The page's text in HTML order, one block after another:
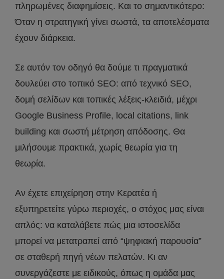
πληρωμένες διαφημίσεις. Και το σημαντικότερο:
Όταν η στρατηγική γίνει σωστά, τα αποτελέσματα
έχουν διάρκεια.
Σε αυτόν τον οδηγό θα δούμε τι πραγματικά
δουλεύει στο τοπικό SEO: από τεχνικό SEO,
δομή σελίδων και τοπικές λέξεις-κλειδιά, μέχρι
Google Business Profile, local citations, link
building και σωστή μέτρηση απόδοσης. Θα
μιλήσουμε πρακτικά, χωρίς θεωρία για τη
θεωρία.
Αν έχετε επιχείρηση στην Κερατέα ή
εξυπηρετείτε γύρω περιοχές, ο στόχος μας είναι
απλός: να καταλάβετε πώς μια ιστοσελίδα
μπορεί να μετατραπεί από “ψηφιακή παρουσία”
σε σταθερή πηγή νέων πελατών. Κι αν
συνεργάζεστε με ειδικούς, όπως η ομάδα μας